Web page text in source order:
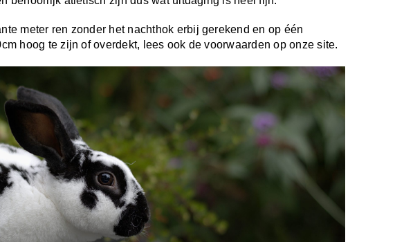
meter ren zonder het nachthok erbij gerekend en op één
hoog te zijn of overdekt, lees ook de voorwaarden op onze site.